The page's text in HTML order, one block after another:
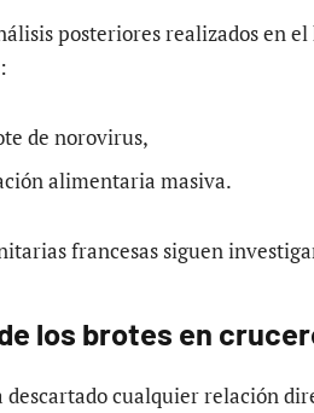
posteriores realizados en
de norovirus,
alimentaria masiva.
francesas siguen
los brotes en
descartado cualquier relación